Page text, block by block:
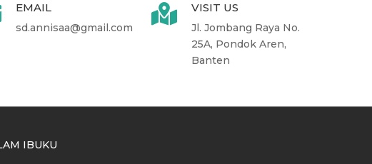
EMAIL
sd.annisaa@gmail.com
 VISIT US
Jl. Jombang Raya No.
25A, Pondok Aren,
Banten
IBUKU